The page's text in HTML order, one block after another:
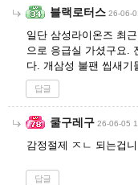
블랙로터스 26-06-
일단 삼성라이온즈 최
으로 응급실 가셨구요.
다. 개삼성 불팬 씹새기
답글
쿨구레구 26-06-05
감정절제 ㅈㄴ 되는겁
답글